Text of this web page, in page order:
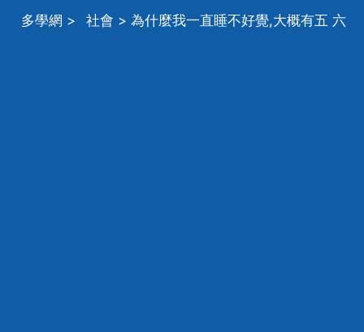
多學網 > 社會 > 為什麼我一直睡不好覺,大概有五 六